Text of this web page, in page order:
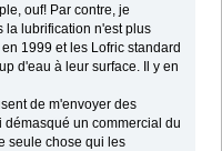
ouf! Par contre, je
la lubrification n'est plus
1999 et les Lofric standard
d'eau à leur surface. Il y en
de m'envoyer des
démasqué un commercial du
seule chose qui les